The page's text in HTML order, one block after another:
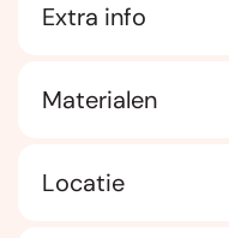
Extra info
Materialen
Locatie